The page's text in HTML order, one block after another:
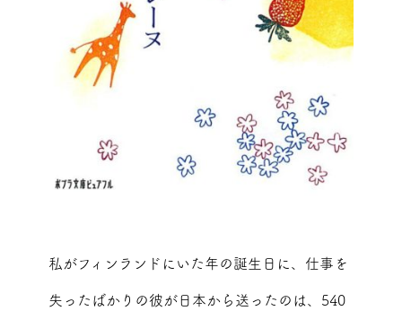
私がフィンランドにいた年の誕生日に、仕事を
失ったばかりの彼が日本から送ったのは、540